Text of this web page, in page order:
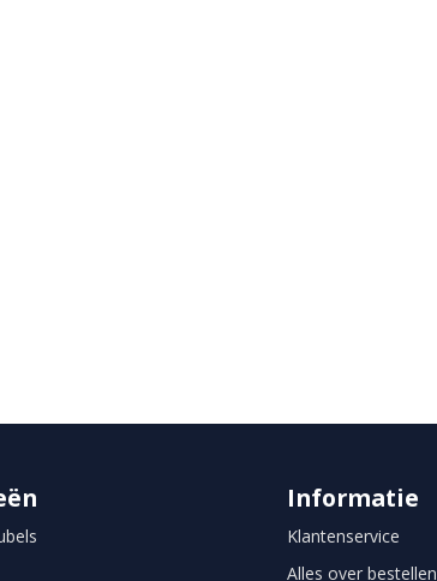
Informatie
Klantenservice
Alles over bestellen